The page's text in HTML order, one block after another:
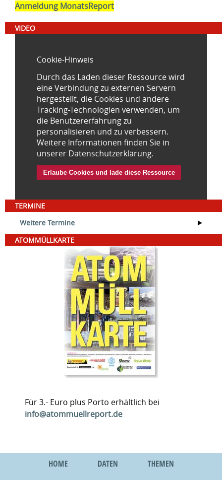
Anmeldung MonatsReport
VIDEO
Cookie-Hinweis
Durch das Laden dieser Ressource wird
eine Verbindung zu externen Servern
hergestellt, die Cookies und andere
Tracking-Technologien verwenden, um
die Benutzererfahrung zu
personalisieren und zu verbessern.
Weitere Informationen finden Sie in
unserer Datenschutzerklärung.
Erlaube Cookies und lade diese Ressource
TERMINE
Weitere Termine
ATOMMÜLLKARTE
Für 3.- Euro plus Porto erhältlich bei
info@atommuellreport.de
HOME DATEN
THEMEN